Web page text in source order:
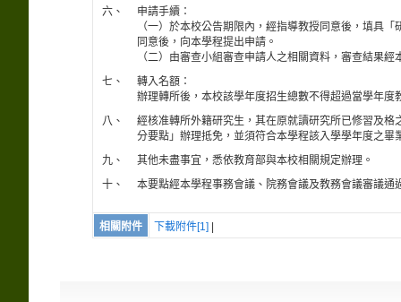
六、
申請手續：
（一）於本校公告期限內，經指導教授同意後，填具
同意後，向本學程提出申請。
（二）由審查小組審查申請人之相關資料，審查結果
七、
轉入名額：
辦理轉所後，本校該學年度招生總數不得超過當學年度
八、
經核准轉所外籍研究生，其在原就讀研究所已修習及
分要點」辦理抵免，並須符合本學程該入學學年度之畢
九、
其他未盡事宜，悉依教育部與本校相關規定辦理。
十、
本要點經本學程事務會議、院務會議及教務會議審議通
相關附件 下載附件[1]